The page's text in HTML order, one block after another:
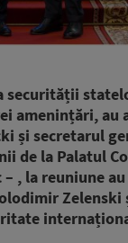
securității
amenințări,
și secretarul
de la Palatul
, la reuniune
Zelenski